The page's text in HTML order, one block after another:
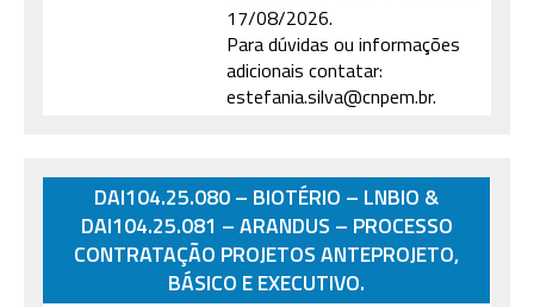
17/08/2026.
Para dúvidas ou informações
adicionais contatar:
estefania.silva@cnpem.br.
DAI104.25.080 – BIOTÉRIO – LNBIO &
DAI104.25.081 – ARANDUS – PROCESSO
CONTRATAÇÃO PROJETOS ANTEPROJETO,
BÁSICO E EXECUTIVO.